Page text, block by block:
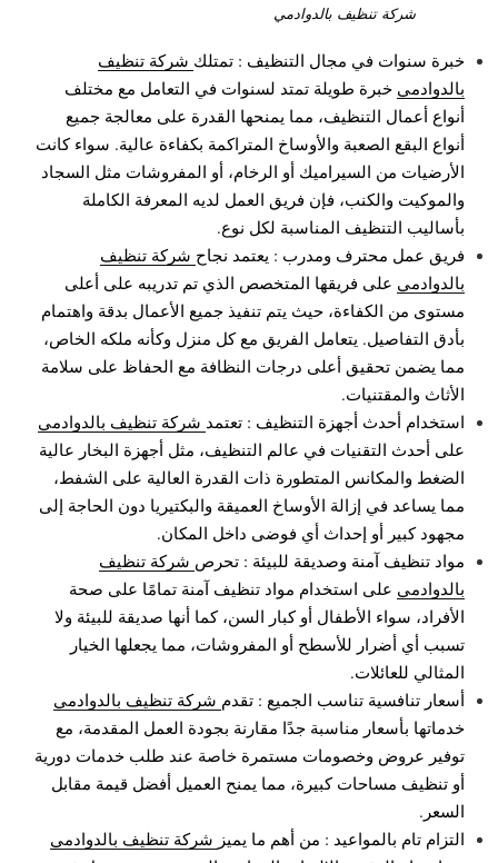
شركة تنظيف بالدوادمي
خبرة سنوات في مجال التنظيف : تمتلك شركة تنظيف
بالدوادمي خبرة طويلة تمتد لسنوات في التعامل مع مختلف
أنواع أعمال التنظيف، مما يمنحها القدرة على معالجة جميع
أنواع البقع الصعبة والأوساخ المتراكمة بكفاءة عالية. سواء كانت
الأرضيات من السيراميك أو الرخام، أو المفروشات مثل السجاد
والموكيت والكنب، فإن فريق العمل لديه المعرفة الكاملة
بأساليب التنظيف المناسبة لكل نوع.
فريق عمل محترف ومدرب : يعتمد نجاح شركة تنظيف
بالدوادمي على فريقها المتخصص الذي تم تدريبه على أعلى
مستوى من الكفاءة، حيث يتم تنفيذ جميع الأعمال بدقة واهتمام
بأدق التفاصيل. يتعامل الفريق مع كل منزل وكأنه ملكه الخاص،
مما يضمن تحقيق أعلى درجات النظافة مع الحفاظ على سلامة
الأثاث والمقتنيات.
استخدام أحدث أجهزة التنظيف : تعتمد شركة تنظيف بالدوادمي
على أحدث التقنيات في عالم التنظيف، مثل أجهزة البخار عالية
الضغط والمكانس المتطورة ذات القدرة العالية على الشفط،
مما يساعد في إزالة الأوساخ العميقة والبكتيريا دون الحاجة إلى
مجهود كبير أو إحداث أي فوضى داخل المكان.
مواد تنظيف آمنة وصديقة للبيئة : تحرص شركة تنظيف
بالدوادمي على استخدام مواد تنظيف آمنة تمامًا على صحة
الأفراد، سواء الأطفال أو كبار السن، كما أنها صديقة للبيئة ولا
تسبب أي أضرار للأسطح أو المفروشات، مما يجعلها الخيار
المثالي للعائلات.
أسعار تنافسية تناسب الجميع : تقدم شركة تنظيف بالدوادمي
خدماتها بأسعار مناسبة جدًا مقارنة بجودة العمل المقدمة، مع
توفير عروض وخصومات مستمرة خاصة عند طلب خدمات دورية
أو تنظيف مساحات كبيرة، مما يمنح العميل أفضل قيمة مقابل
السعر.
التزام تام بالمواعيد : من أهم ما يميز شركة تنظيف بالدوادمي